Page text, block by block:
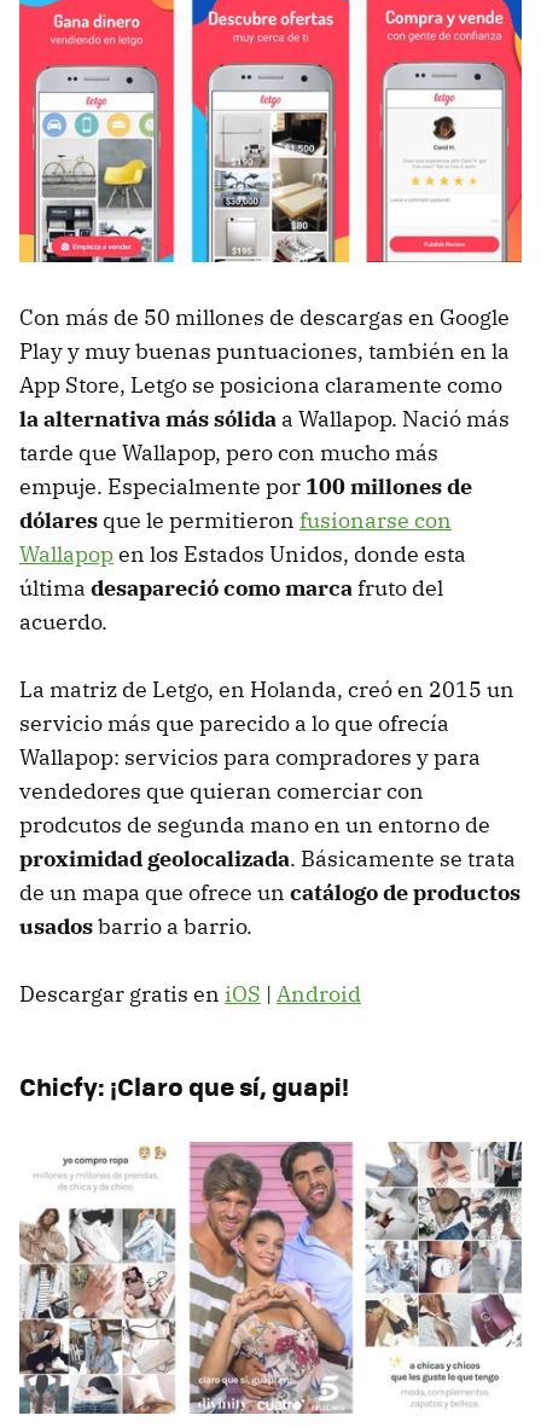
Con más de 50 millones de descargas en Google
Play y muy buenas puntuaciones, también en la
App Store, Letgo se posiciona claramente como
la alternativa más sólida a Wallapop. Nació más
tarde que Wallapop, pero con mucho más
empuje. Especialmente por 100 millones de
dólares que le permitieron fusionarse con
Wallapopen los Estados Unidos, donde esta
última desapareció como marca fruto del
acuerdo.
La matriz de Letgo, en Holanda, creó en 2015 un
servicio más que parecido a lo que ofrecía
Wallapop: servicios para compradores y para
vendedores que quieran comerciar con
prodcutos de segunda mano en un entorno de
proximidad geolocalizada. Básicamente se trata
de un mapa que ofrece un catálogo de productos
usadosbarrio a barrio.
Descargar gratis en iOS | Android
Chicfy: ¡Claro que sí, guapi!